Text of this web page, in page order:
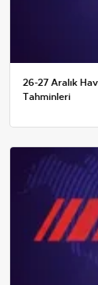
26-27 Aralık
Tahminleri